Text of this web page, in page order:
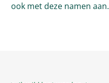
ook met deze namen aan.